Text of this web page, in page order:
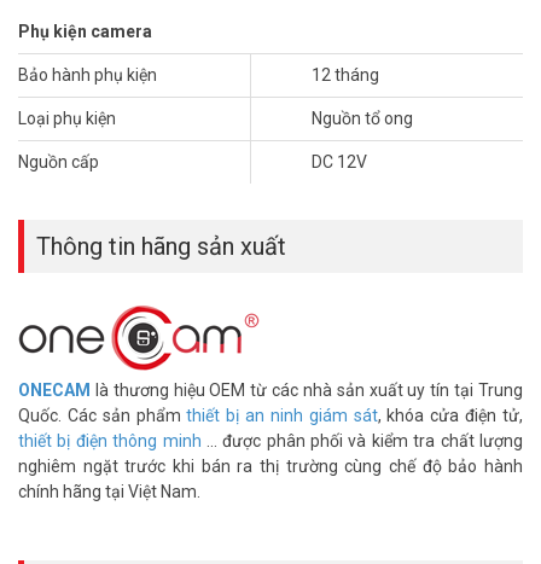
Ưu điểm nguồn camera ONECAM OP-TS125AE:
– Tiết kiệm thời gian đấu nối
– Dễ dàng thay thế khi xảy ra sự cố nhất là đối với các vị trí camera
lắp đặt trên cao và địa hình phức tạp
– Tiết kiệm chi phí khi lắp nhiều camera.
Thông số kỹ thuật nguồn tổ ong ONECAM OP-
TS125AE
– Điện áp vào: DC 12V-5A
– Mạch bảo vệ quá tải, quá áp
– Tụ điện chất lượng
– Board mạch Fiber PCB độ bền cao
– Xuất xứ: Trung Quốc
– Bảo hành: 12 tháng
Quý khách có nhu cầu tư vấn và
Phụ kiện camera
Bảo hành phụ kiện 12 tháng
Loại phụ kiện Nguồn tổ ong
Nguồn cấp DC 12V
Thông tin hãng sản xuất
ONECAM là thương hiệu OEM từ các nhà sản xuất uy tín tại Trung
Quốc. Các sản phẩmthiết bị an ninh giám sát, khóa cửa điện tử,
thiết bị điện thông minh ... được phân phối và kiểm tra chất lượng
nghiêm ngặt trước khi bán ra thị trường cùng chế độ bảo hành
chính hãng tại Việt Nam.